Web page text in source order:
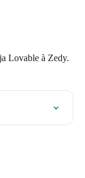
Lovable à Zedy.